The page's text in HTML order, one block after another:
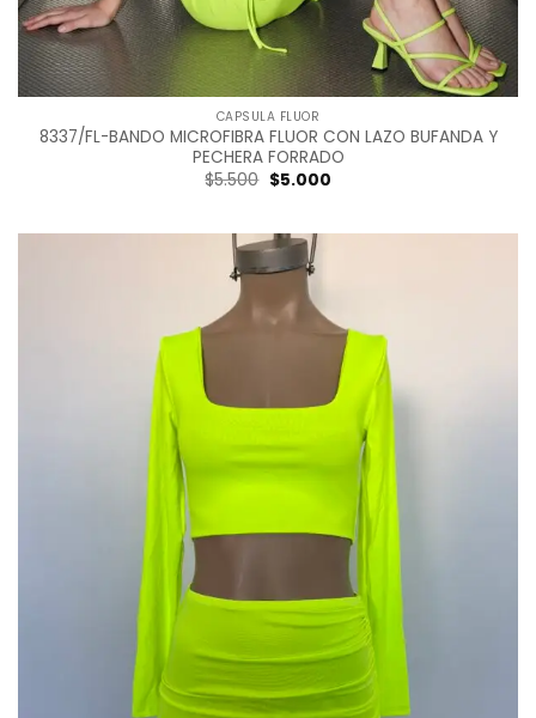
CAPSULA FLUOR
8337/FL-BANDO MICROFIBRA FLUOR CON LAZO BUFANDA Y
PECHERA FORRADO
$5.500 Original
price
$5.000Current